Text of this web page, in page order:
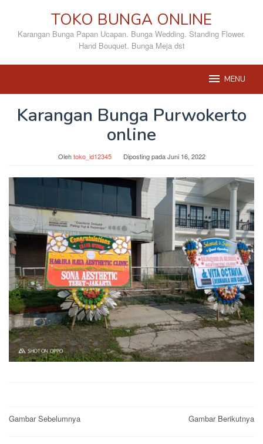
konten
TOKO BUNGA ONLINE
Karangan Bunga Papan Ucapan. Bunga Wedding. Standing Flower.
Hand Bouquet. Bunga Meja dst
MENU
Karangan Bunga Purwokerto
online
Olehtoko_id12345 Diposting padaJuni 16, 2022
Post
Gambar Sebelumnya Gambar Berikutnya